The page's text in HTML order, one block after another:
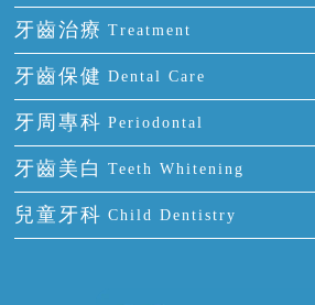
門牙缺失
多顆牙缺失
半口缺失
全口缺失
前牙反頜
牙齒擁擠
牙齒前突
牙齒稀疏
全瓷牙
烤瓷牙
氟斑牙
四環素牙
活動假牙
牙貼面
牙齒治療 Treatment
補牙
智齒
根管治療
拔牙
牙痛
牙齒保健 Dental Care
正確刷牙
全國愛牙日
預防牙病
牙科通識
牙周專科 Periodontal
牙周炎
牙齦出血
牙齦炎
牙齒美白 Teeth Whitening
冷光美白
兒童牙科 Child Dentistry